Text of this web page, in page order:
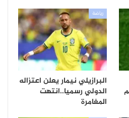
رياضة
البرازيلي نيمار يعلن اعتزاله
الدولي رسميا..انتهت
المغامرة